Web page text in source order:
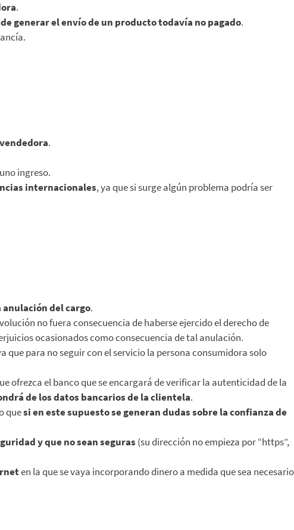
.
generar el envío de un producto todavía no pagado.
.
ingreso.
internacionales, ya que si surge algún problema podría ser
del cargo.
no fuera consecuencia de haberse ejercido el derecho de
ocasionados como consecuencia de tal anulación.
que para no seguir con el servicio la persona consumidora solo
ofrezca el banco que se encargará de verificar la autenticidad de la
de los datos bancarios de la clientela.
quesi en este supuesto se generan dudas sobre la confianza de
y que no sean seguras (su dirección no empieza por “https”,
en la que se vaya incorporando dinero a medida que sea necesario